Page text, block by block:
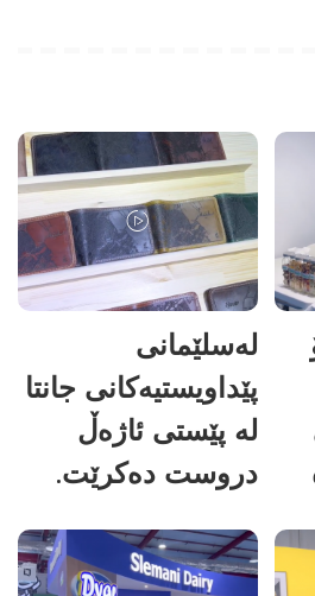
لەسلێمانی
پێداویستیەکانی جانتا
لە پێستی ئاژەڵ
دروست دەکرێت.